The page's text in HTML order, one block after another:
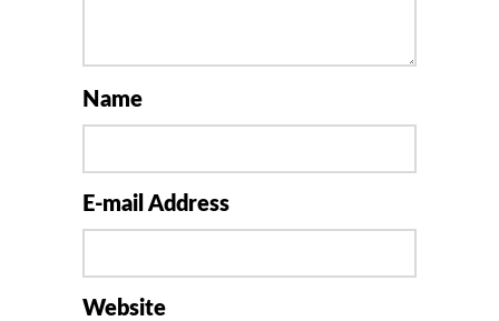
Name
E-mail Address
Website